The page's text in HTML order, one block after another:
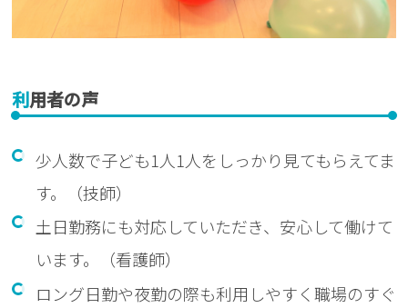
利用者の声
少人数で子ども1人1人をしっかり見てもらえてま
す。（技師）
土日勤務にも対応していただき、安心して働けて
います。（看護師）
ロング日勤や夜勤の際も利用しやすく職場のすぐ